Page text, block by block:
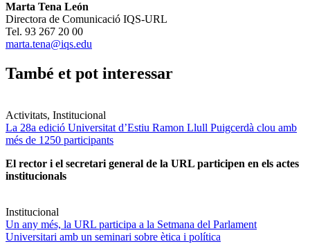
Marta Tena León
Directora de Comunicació IQS-URL
Tel. 93 267 20 00
marta.tena@iqs.edu
També et pot interessar
Activitats, Institucional
La 28a edició Universitat d’Estiu Ramon Llull Puigcerdà clou amb
més de 1250 participants
El rector i el secretari general de la URL participen en els actes
institucionals
Institucional
Un any més, la URL participa a la Setmana del Parlament
Universitari amb un seminari sobre ètica i política